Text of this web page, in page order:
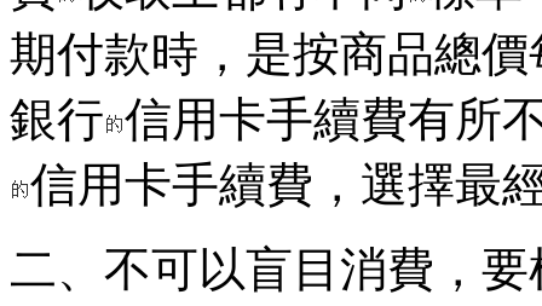
期付款時，是按商品總
銀行 信用卡手續費有所
信用卡手續費，選擇最
二、不可以盲目消費，